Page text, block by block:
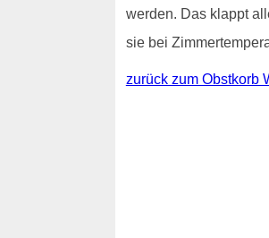
werden. Das klappt
sie bei
zurück zum Obstkorb